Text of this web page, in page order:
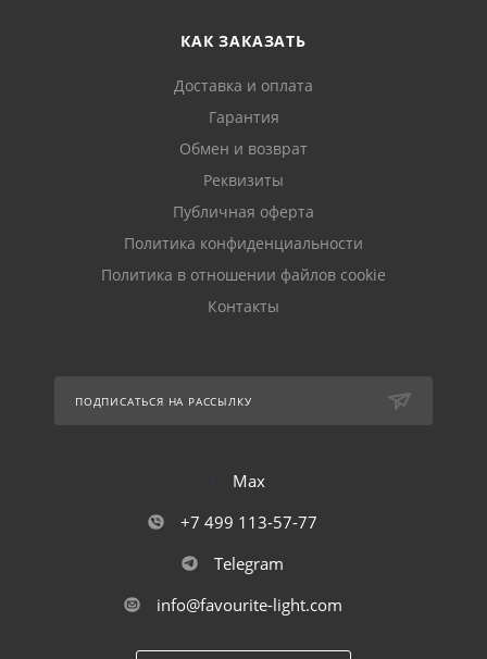
КАК ЗАКАЗАТЬ
Доставка и оплата
Гарантия
Обмен и возврат
Реквизиты
Публичная оферта
Политика конфиденциальности
Политика в отношении файлов cookie
Контакты
ПОДПИСАТЬСЯ НА РАССЫЛКУ
Max
+7 499 113-57-77
Telegram
info@favourite-light.com